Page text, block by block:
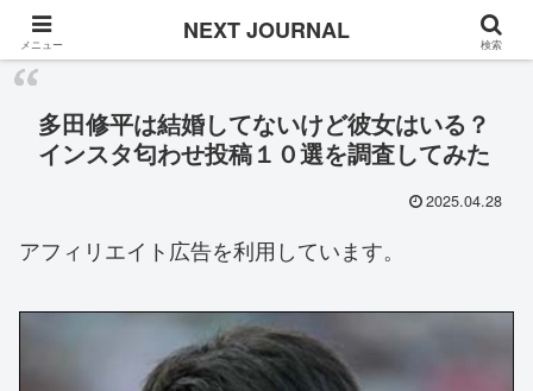
Once in a while
多田修平は結婚してないけど彼女はいる？
インスタ匂わせ投稿１０選を調査してみた
2025.04.28
アフィリエイト広告を利用しています。
メニュー NEXT JOURNAL 検索